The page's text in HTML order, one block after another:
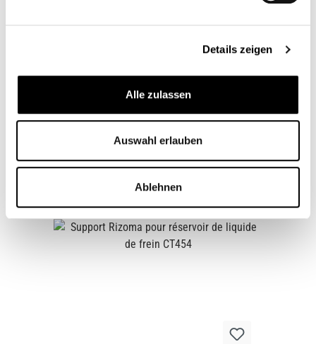
Details zeigen
Alle zulassen
Auswahl erlauben
Ablehnen
SUPPORT RIZOMA POUR RÉSERVOIR DE
LIQUIDE DE FREIN CT450
CB11350
49,00 €*